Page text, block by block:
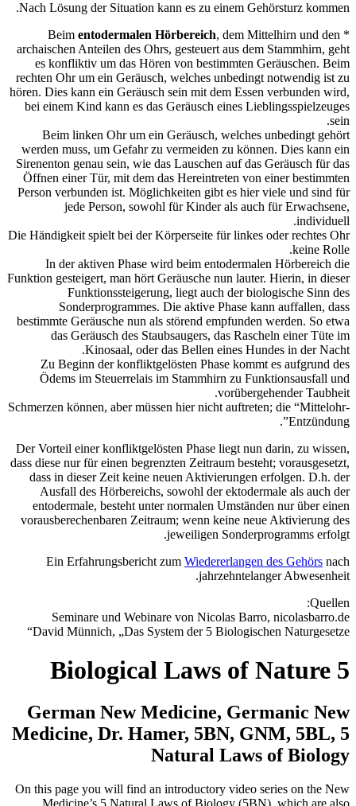
Nach Lösung der Situation kann es zu einem Gehörsturz kommen.
* Beim
entodermalen Hörbereich, dem Mittelhirn und den
archaischen Anteilen des Ohrs, gesteuert aus dem Stammhirn, geht
es konfliktiv um das Hören von bestimmten Geräuschen. Beim
rechten Ohr um ein Geräusch, welches unbedingt notwendig ist zu
hören. Dies kann ein Geräusch sein mit dem Essen verbunden wird,
bei einem Kind kann es das Geräusch eines Lieblingsspielzeuges
sein.
Beim linken Ohr um ein Geräusch, welches unbedingt gehört
werden muss, um Gefahr zu vermeiden zu können. Dies kann ein
Sirenenton genau sein, wie das Lauschen auf das Geräusch für das
Öffnen einer Tür, mit dem das Hereintreten von einer bestimmten
Person verbunden ist. Möglichkeiten gibt es hier viele und sind für
jede Person, sowohl für Kinder als auch für Erwachsene,
individuell.
Die Händigkeit spielt bei der Körperseite für linkes oder rechtes Ohr
keine Rolle.
In der aktiven Phase wird beim entodermalen Hörbereich die
Funktion gesteigert, man hört Geräusche nun lauter. Hierin, in dieser
Funktionssteigerung, liegt auch der biologische Sinn des
Sonderprogrammes. Die aktive Phase kann auffallen, dass
bestimmte Geräusche nun als störend empfunden werden. So etwa
das Geräusch des Staubsaugers, das Rascheln einer Tüte im
Kinosaal, oder das Bellen eines Hundes in der Nacht.
Zu Beginn der konfliktgelösten Phase kommt es aufgrund des
Ödems im Steuerrelais im Stammhirn zu Funktionsausfall und
vorübergehender Taubheit.
Schmerzen können, aber müssen hier nicht auftreten; die “Mittelohr-
Entzündung”.
Der Vorteil einer konfliktgelösten Phase liegt nun darin, zu wissen,
dass diese nur für einen begrenzten Zeitraum besteht; vorausgesetzt,
dass in dieser Zeit keine neuen Aktivierungen erfolgen. D.h. der
Ausfall des Hörbereichs, sowohl der ektodermale als auch der
entodermale, besteht unter normalen Umständen nur über einen
vorausberechenbaren Zeitraum; wenn keine neue Aktivierung des
jeweiligen Sonderprogramms erfolgt.
Ein Erfahrungsbericht zum Wiedererlangen des Gehörs nach
jahrzehntelanger Abwesenheit.
Quellen:
Seminare und Webinare von Nicolas Barro, nicolasbarro.de
David Münnich, „Das System der 5 Biologischen Naturgesetze“
5 Biological Laws of Nature
German New Medicine, Germanic New
Medicine, Dr. Hamer, 5BN, GNM, 5BL, 5
Natural Laws of Biology
On this page you will find an introductory video series on the New